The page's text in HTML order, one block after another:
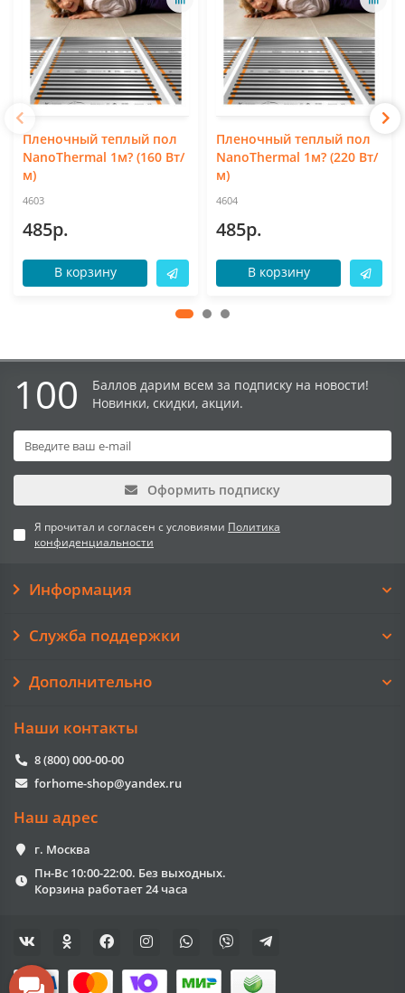
Пленочный теплый пол
NanoThermal 1м? (160 Вт/
м)
4603
485р.
В корзину
Пленочный теплый пол
NanoThermal 1м? (220 Вт/
м)
4604
485р.
В корзину
100
Баллов дарим всем за подписку на новости!
Новинки, скидки, акции.
Оформить подписку
Я прочитал и согласен с условиями Политика
конфиденциальности
Информация
Служба поддержки
Дополнительно
Наши контакты
8 (800) 000-00-00
forhome-shop@yandex.ru
Наш адрес
г. Москва
Пн-Вс 10:00-22:00. Без выходных.
Корзина работает 24 часа